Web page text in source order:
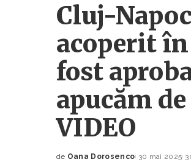
Cluj-
acoperit
fost
apucăm
VIDEO
de Oana Dorosenco 30 mai 2025